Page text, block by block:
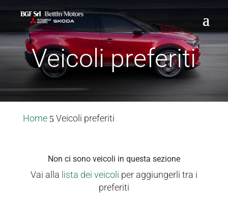
Veicoli preferiti
Home 5 Veicoli preferiti
Non ci sono veicoli in questa sezione
Vai alla lista dei veicoli per aggiungerli tra i
preferiti